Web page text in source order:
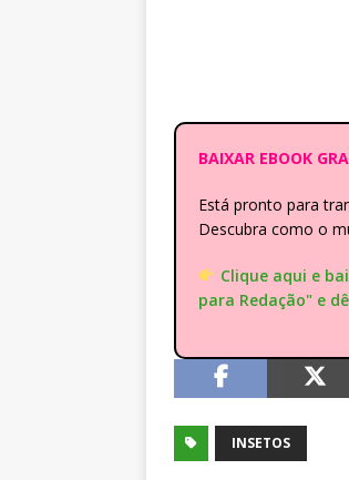
BAIXAR EBOOK
Está pronto para
Descubra como o
Clique aqui e
para Redação" e
INSETOS